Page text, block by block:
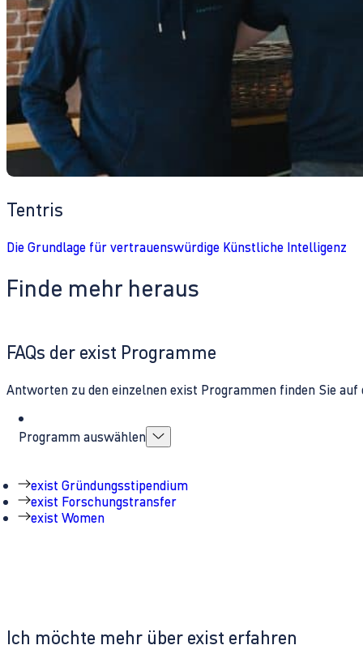
Tentris
Die Grundlage für vertrauenswürdige Künstliche Intelligenz
Finde mehr heraus
Ich möchte mehr über exist erfahren
FAQs der exist Programme
Antworten zu den einzelnen exist Programmen finden Sie
Programm auswählen
exist Gründungsstipendium
exist Forschungstransfer
exist Women